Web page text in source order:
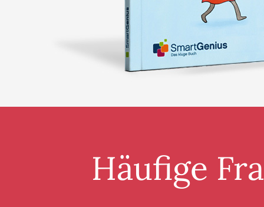
Häufige